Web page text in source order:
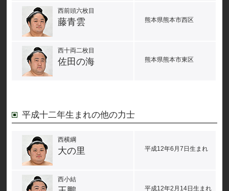
西前頭六枚目
藤青雲 熊本県熊本市西区
西十両二枚目
佐田の海 熊本県熊本市東区
平成十二年生まれの他の力士
西横綱
大の里 平成12年6月7日生まれ
西小結
平成12年2月14日生まれ